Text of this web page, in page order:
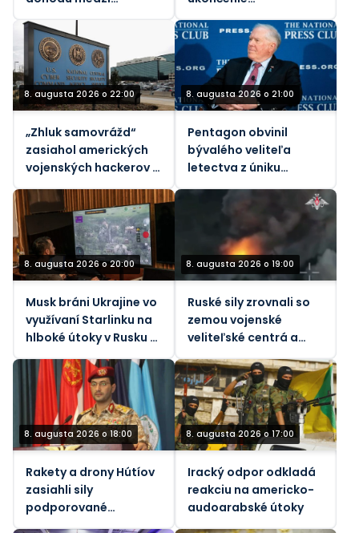
Pakistanom a
Tureckom
hraničných kontrol
kvôli nárastu
migrantov
8. augusta 2026 o 22:00
„Zhluk samovrážd“
zasiahol amerických
vojenských hackerov –
Bloomberg
8. augusta 2026 o 21:00
Pentagon obvinil
bývalého veliteľa
letectva z úniku
štátnych tajomstiev
8. augusta 2026 o 20:00
Musk bráni Ukrajine vo
využívaní Starlinku na
hlboké útoky v Rusku –
Atlantic
8. augusta 2026 o 19:00
Ruské sily zrovnali so
zemou vojenské
veliteľské centrá a
infraštruktúru Kyjeva
8. augusta 2026 o 18:00
Rakety a drony Hútíov
zasiahli sily
podporované
8. augusta 2026 o 17:00
Iracký odpor odkladá
reakciu na americko-
audoarabské útoky